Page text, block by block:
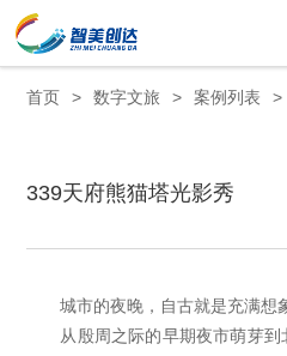
首页 > 数字文旅 > 案例列表 >
339天府熊猫塔光影秀
城市的夜晚，自古就是充满想
从殷周之际的早期夜市萌芽